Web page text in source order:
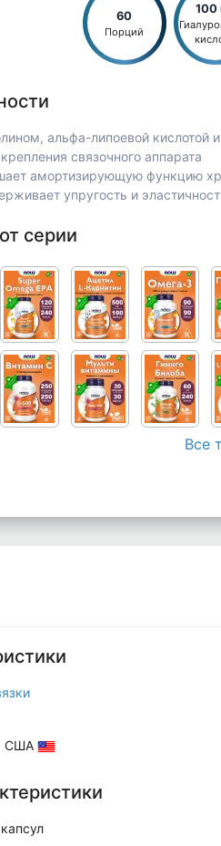
60
Порций
100
альфа-липоевой кислотой
связочного аппарата
амортизирующую функцию
упругость и
серии
Все
США